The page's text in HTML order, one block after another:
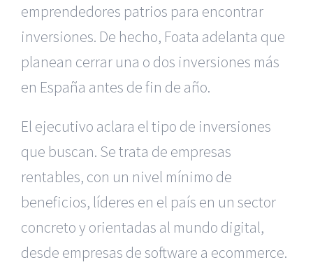
emprendedores patrios para encontrar
inversiones. De hecho, Foata adelanta que
planean cerrar una o dos inversiones más
en España antes de fin de año.
El ejecutivo aclara el tipo de inversiones
que buscan. Se trata de empresas
rentables, con un nivel mínimo de
beneficios, líderes en el país en un sector
concreto y orientadas al mundo digital,
desde empresas de software a ecommerce.